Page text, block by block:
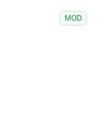
анимации
MOD